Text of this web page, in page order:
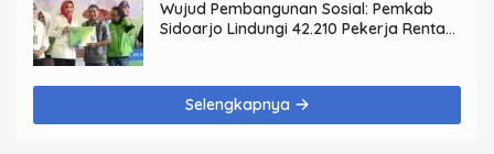
Wujud Pembangunan Sosial: Pemkab
Sidoarjo Lindungi 42.210 Pekerja Rentan
Selengkapnya